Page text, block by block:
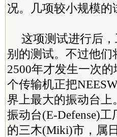
况。几项较小规模的
这项测试进行后
别的测试。不过他
2500年才发生一次
个传输机正把
界上最大的振动台
振动台(E-Defense)
的三木(Miki)市，属